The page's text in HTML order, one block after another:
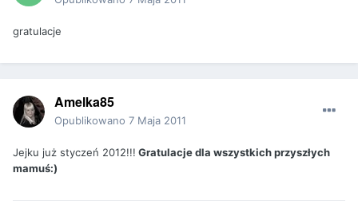
gratulacje
Amelka85
Opublikowano 7 Maja 2011
Jejku już styczeń 2012!!! Gratulacje dla wszystkich przyszłych
mamuś:)